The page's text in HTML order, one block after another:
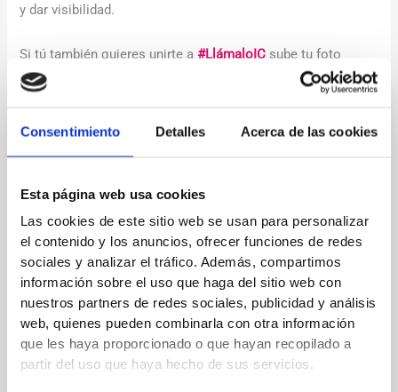
Consentimiento Detalles Acerca de las cookies
Esta página web usa cookies
Las cookies de este sitio web se usan para personalizar
el contenido y los anuncios, ofrecer funciones de redes
sociales y analizar el tráfico. Además, compartimos
información sobre el uso que haga del sitio web con
nuestros partners de redes sociales, publicidad y análisis
web, quienes pueden combinarla con otra información
que les haya proporcionado o que hayan recopilado a
partir del uso que haya hecho de sus servicios.
y dar visibilidad.
Si tú también quieres unirte a#LlámaloIC sube tu foto
utilizando el hashtag y Llámalo Insuficiencia Cardiaca.
←Entrada anterior
Deja un comentario
Tu dirección de correo electrónico no será publicada. Los
campos obligatorios están marcados con*
Escribe
aquí...